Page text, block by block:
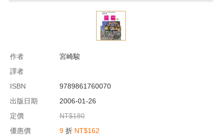
作者
宮崎駿
譯者
ISBN
9789861760070
出版日期
2006-01-26
定價
NT$180
優惠價
9 折 NT$162